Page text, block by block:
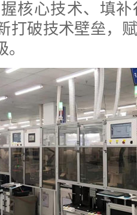
核心技术、填
打破技术壁垒，